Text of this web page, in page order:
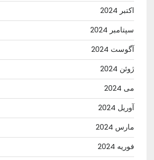
اکتبر 2024
سپتامبر 2024
آگوست 2024
ژوئن 2024
می 2024
آوریل 2024
مارس 2024
فوریه 2024